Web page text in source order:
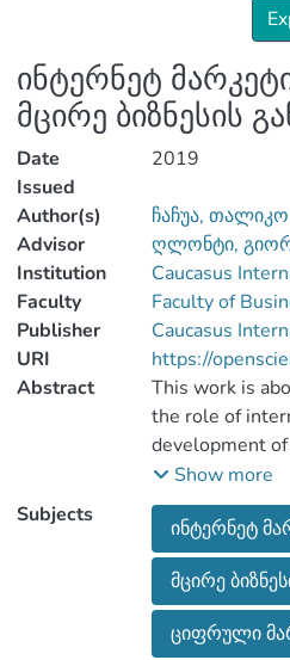
ინტერნეტ
მცირე ბიზნესის
Date
Issued
2019
Author(s)
ჩაჩუა, თალიკო
Advisor
ღლონტი,
Institution
Caucasus
Faculty
Faculty of
Publisher
Caucasus
URI
https://
Abstract
This work is
the role of
development
describes
representators
work analyzes
which are found
activities.
In the world of
marketing also
Show more
Subjects
ინტერნეტ
მცირე
ციფრული